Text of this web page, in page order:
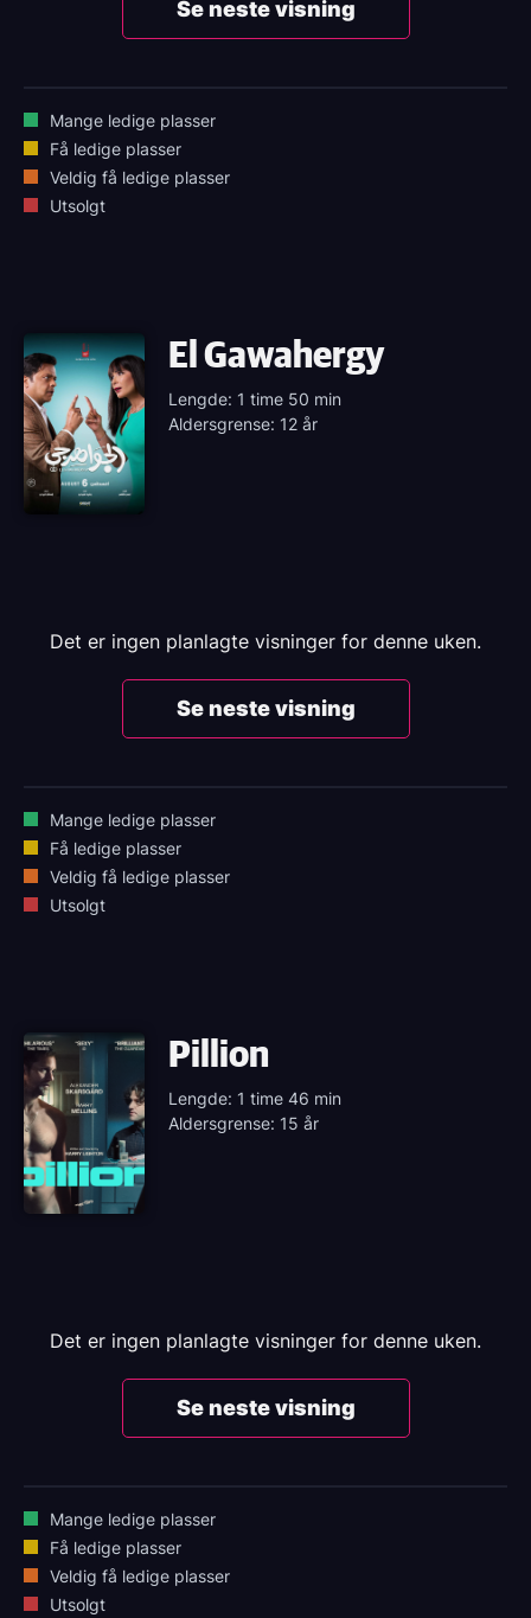
Se neste visning
Mange ledige plasser
Få ledige plasser
Veldig få ledige plasser
Utsolgt
El Gawahergy
Lengde: 1 time 50 min
Aldersgrense: 12 år
Det er ingen planlagte visninger for denne uken.
Se neste visning
Mange ledige plasser
Få ledige plasser
Veldig få ledige plasser
Utsolgt
Pillion
Lengde: 1 time 46 min
Aldersgrense: 15 år
Det er ingen planlagte visninger for denne uken.
Se neste visning
Mange ledige plasser
Få ledige plasser
Veldig få ledige plasser
Utsolgt